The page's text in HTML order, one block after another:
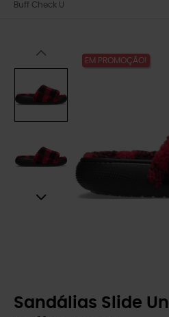
Buff Check U
EM PROMOÇÃO!
Sandálias Slide